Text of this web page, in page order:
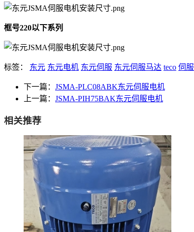
框号220以下系列
标签： 东元 东元电机 东元伺服 东元伺服马达 teco 伺服
下一篇： JSMA-PLC08ABK东元伺服电机
上一篇： JSMA-PIH75BAK东元伺服电机
相关推荐